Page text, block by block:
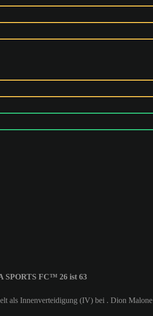
SPORTS FC™ 26 ist 63
als Innenverteidigung (IV) bei . Dion